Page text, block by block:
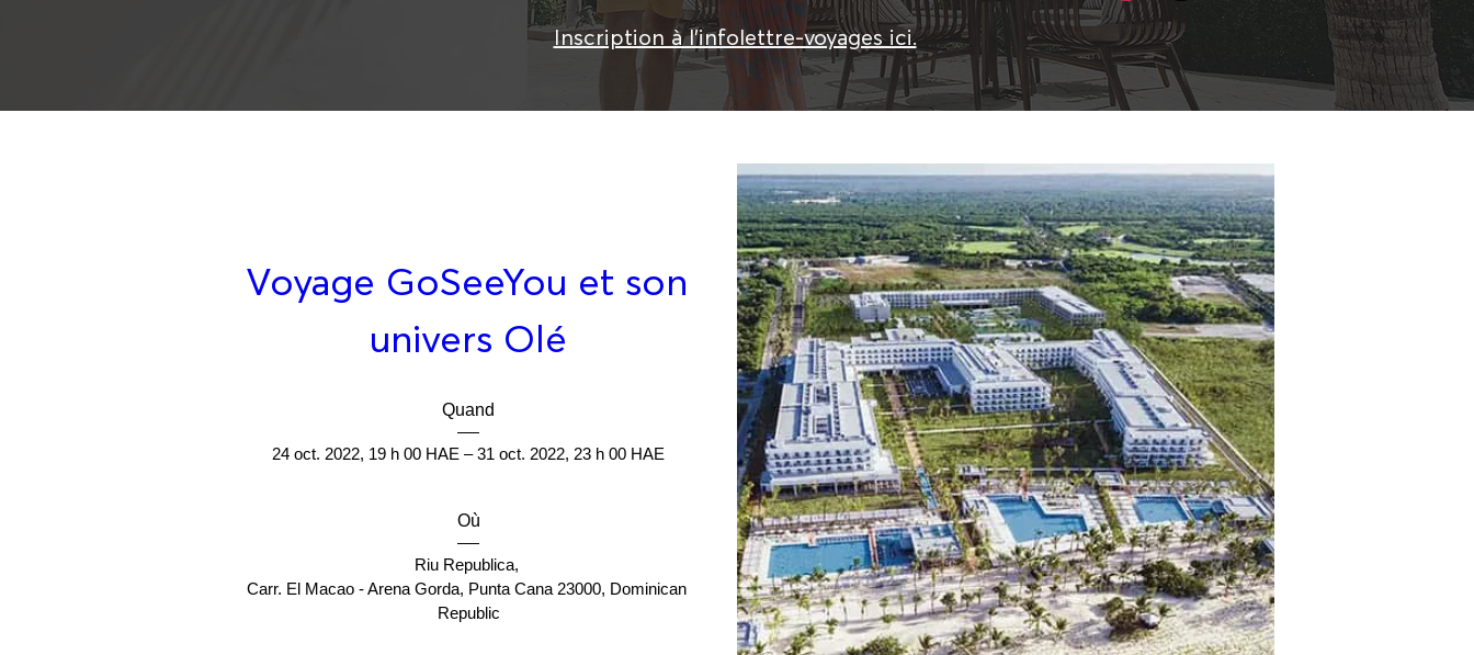
Inscription à l'infolettre-voyages ici.
Voyage GoSeeYou et son
univers Olé
Quand
24 oct. 2022, 19 h 00 HAE – 31 oct. 2022, 23 h 00 HAE
Où
Riu Republica,
Carr. El Macao - Arena Gorda, Punta Cana 23000, Dominican
Republic